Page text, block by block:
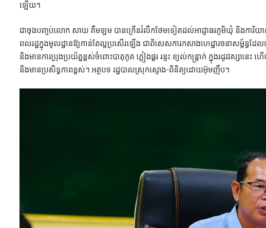
ឡើយ។
ជាចុងបញ្ចប់លោក សាយ គឹមឡម បានក្រើនរំលឹកថែមទៀតដល់អាជ្ញាធរភូមិឃុំ និងការិយាល័
ពលរដ្ឋក្នុងមូលដ្ឋានឱ្យកាន់តែល្អប្រសើរឡើង ជាពិសេសការកសាងហេដ្ឋារចនាសម្ព័ន្ធដែ
និងមានការប្រុងប្រយ័ត្នខ្ពស់ចំពោះបាតុភូត ភ្លៀងផ្គរ រន្ទះ ខ្យល់កន្ត្រាក់ ក្នុងរដូវវស្សា
និងមានប្រសិទ្ធភាពខ្ពស់។ អត្ថបទ រដ្ឋបាលស្រុកស្ទោង-ពិនិត្យដោយអ៊ុមញឹប។